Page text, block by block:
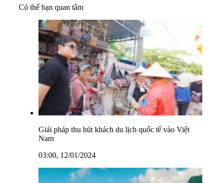
Có thể bạn quan tâm
Giải pháp thu hút khách du lịch quốc tế vào Việt
Nam
03:00, 12/01/2024